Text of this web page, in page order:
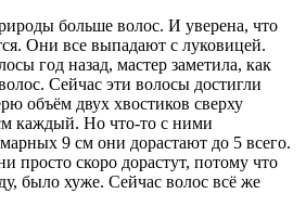
больше волос. И уверена, что
Они все выпадают с луковицей.
год назад, мастер заметила, как
Сейчас эти волосы достигли
объём двух хвостиков сверху
каждый. Но что-то с ними
9 см они дорастают до 5 всего.
просто скоро дорастут, потому что
было хуже. Сейчас волос всё же